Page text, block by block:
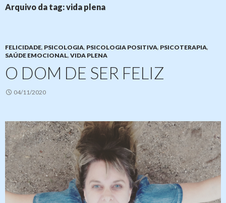
CONTEÚDO
Arquivo da tag: vida plena
FELICIDADE, PSICOLOGIA, PSICOLOGIA POSITIVA, PSICOTERAPIA,
SAÚDE EMOCIONAL, VIDA PLENA
O DOM DE SER FELIZ
04/11/2020